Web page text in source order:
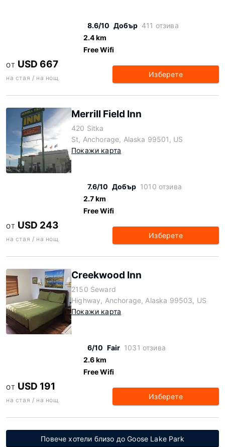
8.6/10 Добър 411 отзива
2.4 km
Free Wifi
ОТ USD 667
на стая / на нощ Изберете
Merrill Field Inn
420 Sitka
St, Anchorage, Alaska 99501, US
Покажи карта
7.6/10 Добър 1010 отзива
2.7 km
Free Wifi
ОТ USD 243
на стая / на нощ Изберете
Creekwood Inn
2150 Seward
Highway, Anchorage, Alaska 99503, US
Покажи карта
6/10 Fair 1031 отзива
2.6 km
Free Wifi
ОТ USD 191
на стая / на нощ Изберете
Повече хотели близо до Goose Lake Park